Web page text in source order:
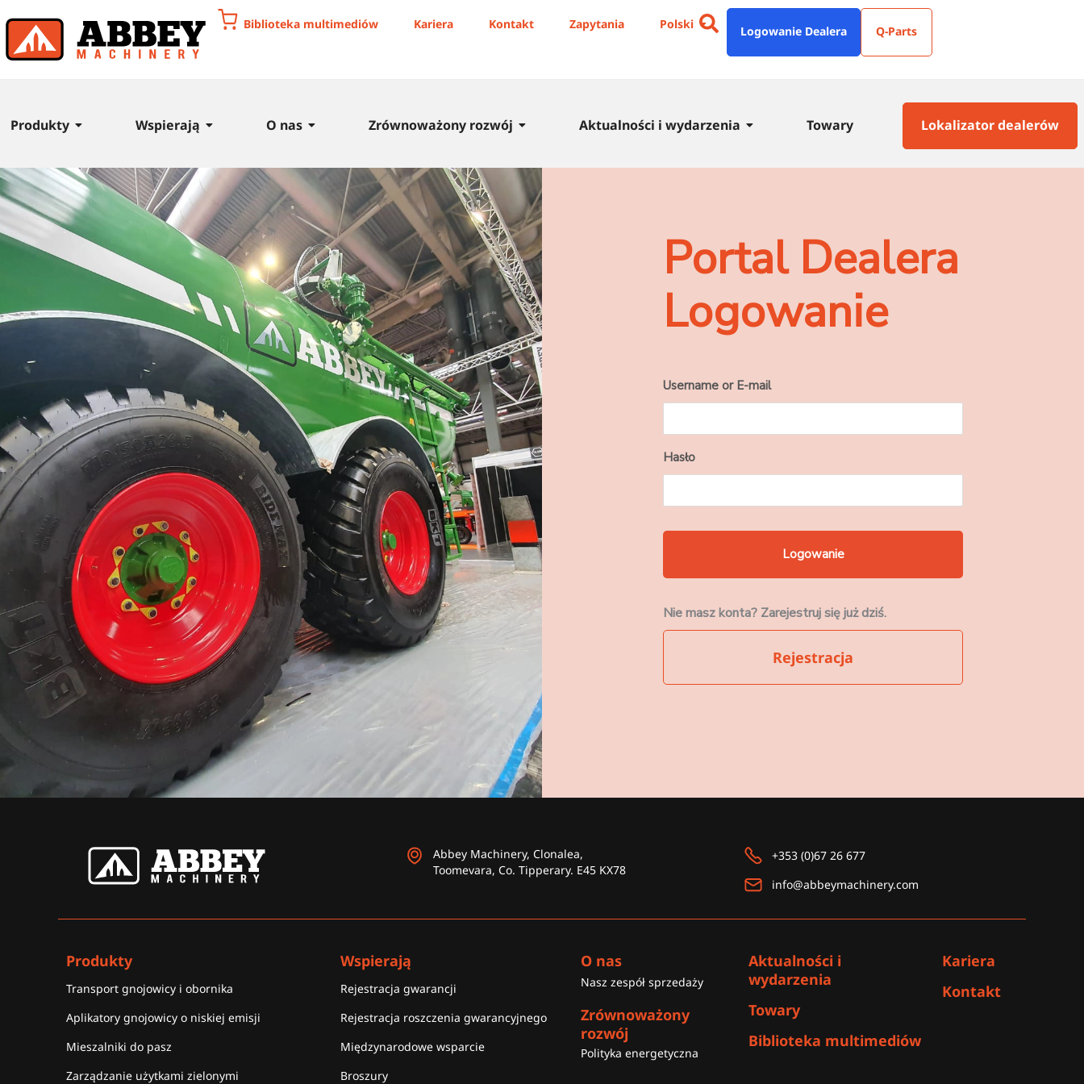
Biblioteka multimediów Kariera Kontakt Zapytania Polski Logowanie Dealera Q-Parts
Produkty Wspierają O nas Zrównoważony rozwój Aktualności i wydarzenia Towary Lokalizator dealerów
Portal Dealera
Logowanie
Username or E-mail
Hasło
Nie masz konta? Zarejestruj się już dziś.
Rejestracja
Abbey Machinery, Clonalea,
Toomevara, Co. Tipperary. E45 KX78
+353 (0)67 26 677
info@abbeymachinery.com
Produkty
Transport gnojowicy i obornika
Aplikatory gnojowicy o niskiej emisji
Mieszalniki do pasz
Zarządzanie użytkami zielonymi
Wspierają
Rejestracja gwarancji
Rejestracja roszczenia gwarancyjnego
Międzynarodowe wsparcie
Broszury
O nas
Nasz zespół sprzedaży
Zrównoważony
rozwój
Polityka energetyczna
Aktualności i
wydarzenia
Towary
Biblioteka multimediów
Kariera
Kontakt